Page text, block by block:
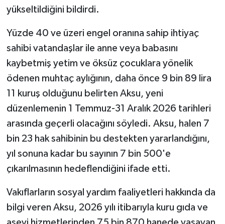
yükseltildiğini bildirdi.
Yüzde 40 ve üzeri engel oranına sahip ihtiyaç
sahibi vatandaşlar ile anne veya babasını
kaybetmiş yetim ve öksüz çocuklara yönelik
ödenen muhtaç aylığının, daha önce 9 bin 89 lira
11 kuruş olduğunu belirten Aksu, yeni
düzenlemenin 1 Temmuz-31 Aralık 2026 tarihleri
arasında geçerli olacağını söyledi. Aksu, halen 7
bin 23 hak sahibinin bu destekten yararlandığını,
yıl sonuna kadar bu sayının 7 bin 500'e
çıkarılmasının hedeflendiğini ifade etti.
Vakıflarların sosyal yardım faaliyetleri hakkında da
bilgi veren Aksu, 2026 yılı itibarıyla kuru gıda ve